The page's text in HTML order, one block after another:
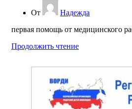
От
Надежда
первая помощь от медицинского
Продолжить чтение